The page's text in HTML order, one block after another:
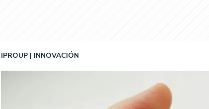
IPROUP INNOVACIÓN